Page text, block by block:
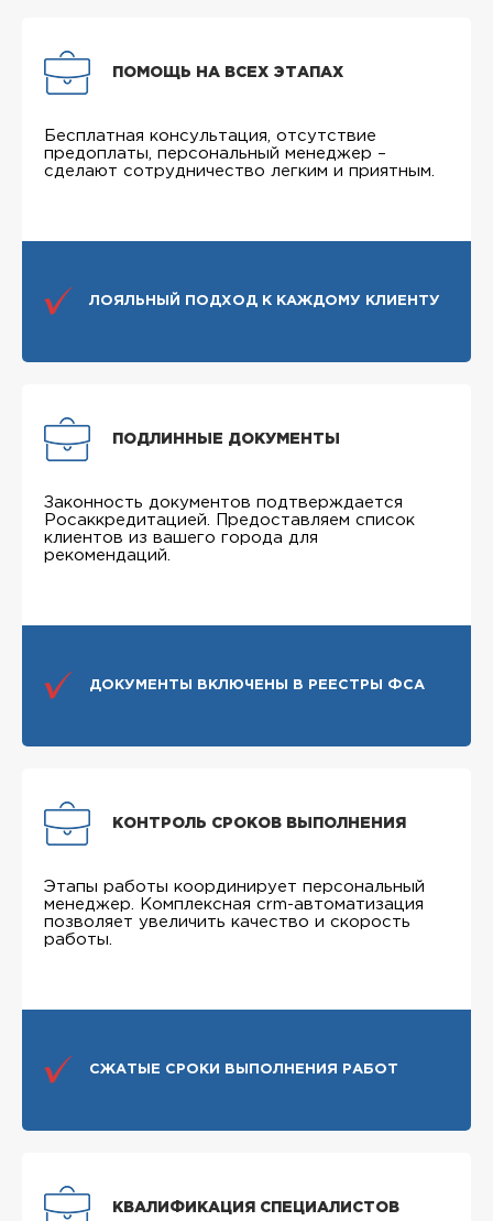
ПОМОЩЬ НА ВСЕХ ЭТАПАХ
Бесплатная консультация, отсутствие
предоплаты, персональный менеджер –
сделают сотрудничество легким и приятным.
ЛОЯЛЬНЫЙ ПОДХОД К КАЖДОМУ КЛИЕНТУ
ПОДЛИННЫЕ ДОКУМЕНТЫ
Законность документов подтверждается
Росаккредитацией. Предоставляем список
клиентов из вашего города для
рекомендаций.
ДОКУМЕНТЫ ВКЛЮЧЕНЫ В РЕЕСТРЫ ФСА
КОНТРОЛЬ СРОКОВ ВЫПОЛНЕНИЯ
Этапы работы координирует персональный
менеджер. Комплексная crm-автоматизация
позволяет увеличить качество и скорость
работы.
СЖАТЫЕ СРОКИ ВЫПОЛНЕНИЯ РАБОТ
КВАЛИФИКАЦИЯ СПЕЦИАЛИСТОВ